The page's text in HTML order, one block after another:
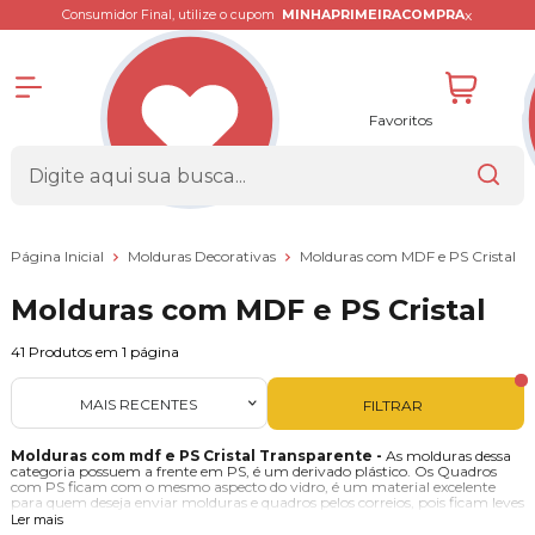
Consumidor Final, utilize o cupom MINHAPRIMEIRACOMPRAx
Favoritos
Página Inicial Molduras Decorativas Molduras com MDF e PS Cristal
Molduras com MDF e PS Cristal
41 Produtos em 1 página
FILTRAR
MAIS RECENTES
Molduras com mdf e PS Cristal Transparente - As molduras dessa
categoria possuem a frente em PS, é um derivado plástico. Os Quadros
com PS ficam com o mesmo aspecto do vidro, é um material excelente
para quem deseja enviar molduras e quadros pelos correios, pois ficam leves
e praticamente sem riscos de quebra.
Ler mais